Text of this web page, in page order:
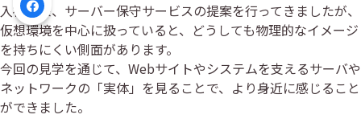
入社以来、サーバー保守サービスの提案を行ってきましたが、
仮想環境を中心に扱っていると、どうしても物理的なイメージ
を持ちにくい側面があります。
今回の見学を通じて、Webサイトやシステムを支えるサーバや
ネットワークの「実体」を見ることで、より身近に感じること
ができました。
Facebookでシェア